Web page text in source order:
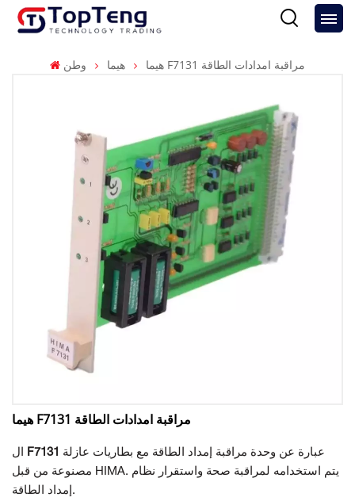
وطن هيما هيما F7131 مراقبة امدادات الطاقة
هيما F7131 مراقبة امدادات الطاقة
ال F7131
مصنوعة من قبل HIMA. يتم استخدامه لمراقبة صحة واستقرار نظام
إمداد الطاقة.